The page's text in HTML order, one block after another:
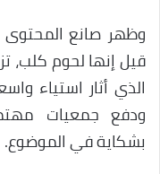
وظهر صانع
قيل إنها لحوم كلب،
الذي أثار استياء
ودفع جمعيات
بشكاية في الموضوع.